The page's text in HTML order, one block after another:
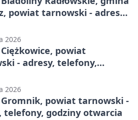
powiat tarnowski - adresy,
2026
powiat
- adresy, telefony,
2026
powiat tarnowski -
telefony, godziny otwarcia